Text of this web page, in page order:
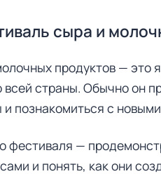
сыра и
продуктов — это
страны. Обычно он
познакомиться с
фестиваля —
и понять, как они